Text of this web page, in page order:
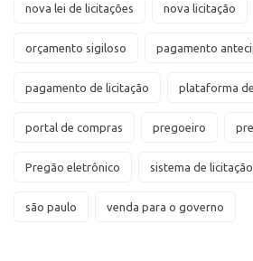
nova lei de licitações nova licitação
orçamento sigiloso pagamento
pagamento de licitação plataforma
portal de compras pregoeiro
Pregão eletrônico sistema de licitação
são paulo venda para o governo